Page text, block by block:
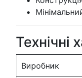
Технічні
Виробник